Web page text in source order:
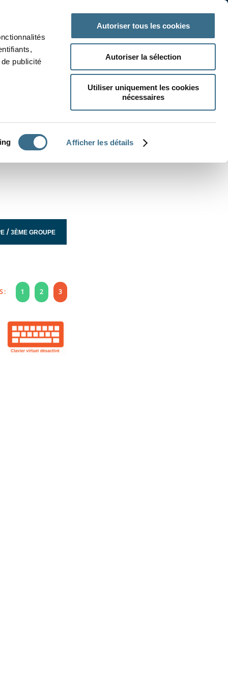
publicité
Afficher les détails
Autoriser tous les cookies
Autoriser la sélection
Utiliser uniquement les cookies
nécessaires
/3ÈME GROUPE
: 1 2 3